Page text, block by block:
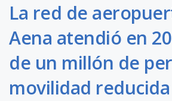
La red de
Aena atendió en
de un millón de
movilidad reducida